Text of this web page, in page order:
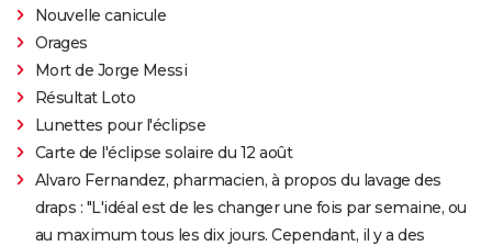
Nouvelle canicule
Orages
Mort de Jorge Messi
Résultat Loto
Lunettes pour l'éclipse
Carte de l'éclipse solaire du 12 août
Alvaro Fernandez, pharmacien, à propos du lavage des
draps : "L'idéal est de les changer une fois par semaine, ou
au maximum tous les dix jours. Cependant, il y a des